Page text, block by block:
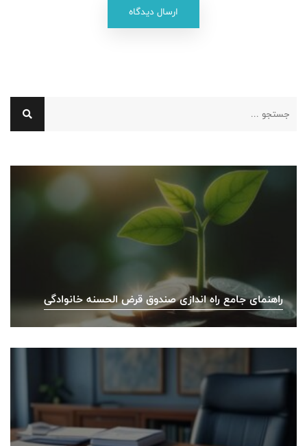
ارسال دیدگاه
راهنمای جامع راه اندازی صندوق قرض الحسنه خانوادگی